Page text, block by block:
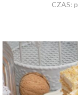
CZAS: